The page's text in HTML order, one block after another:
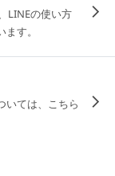
LINEの使い方
す。
いては、こちら